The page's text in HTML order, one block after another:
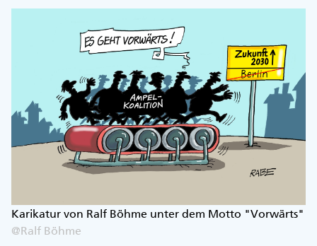
Karikatur von Ralf Böhme unter dem Motto "Vorwärts"
@Ralf Böhme